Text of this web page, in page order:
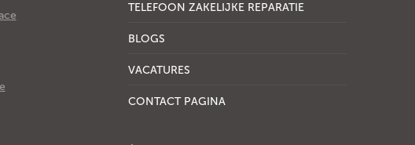
TELEFOON ZAKELIJKE REPARATIE
BLOGS
VACATURES
CONTACT PAGINA